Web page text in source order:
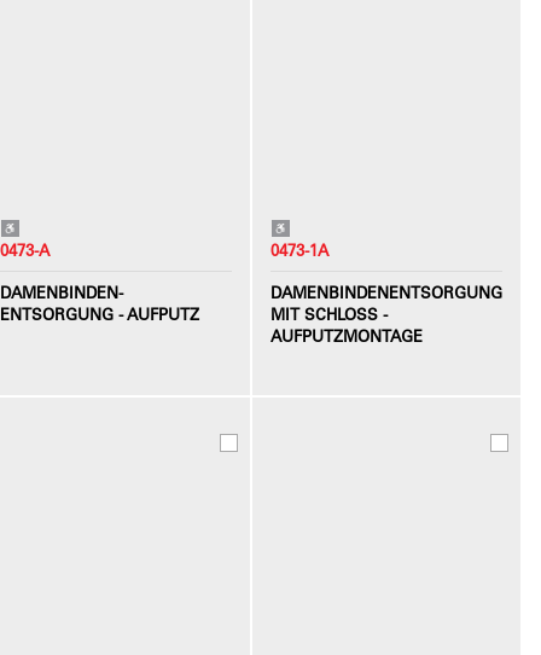
0473-A
DAMENBINDEN-
ENTSORGUNG - AUFPUTZ
0473-1A
DAMENBINDENENTSORGUNG
MIT SCHLOSS -
AUFPUTZMONTAGE